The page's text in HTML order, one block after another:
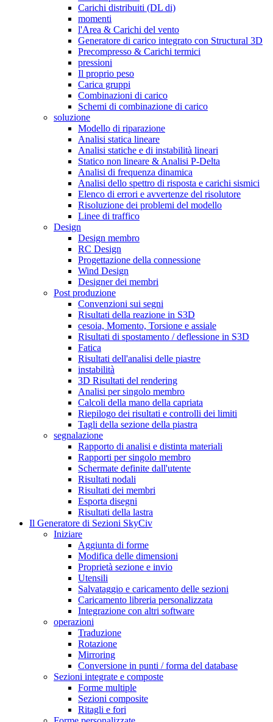
Carichi distribuiti (DL di)
momenti
l'Area & Carichi del vento
Generatore di carico integrato con Structural 3D
Precompresso & Carichi termici
pressioni
Il proprio peso
Carica gruppi
Combinazioni di carico
Schemi di combinazione di carico
soluzione
Modello di riparazione
Analisi statica lineare
Analisi statiche e di instabilità lineari
Statico non lineare & Analisi P-Delta
Analisi di frequenza dinamica
Analisi dello spettro di risposta e carichi sismici
Elenco di errori e avvertenze del risolutore
Risoluzione dei problemi del modello
Linee di traffico
Design
Design membro
RC Design
Progettazione della connessione
Wind Design
Designer dei membri
Post produzione
Convenzioni sui segni
Risultati della reazione in S3D
cesoia, Momento, Torsione e assiale
Risultati di spostamento / deflessione in S3D
Fatica
Risultati dell'analisi delle piastre
instabilità
3D Risultati del rendering
Analisi per singolo membro
Calcoli della mano della capriata
Riepilogo dei risultati e controlli dei limiti
Tagli della sezione della piastra
segnalazione
Rapporto di analisi e distinta materiali
Rapporti per singolo membro
Schermate definite dall'utente
Risultati nodali
Risultati dei membri
Esporta disegni
Risultati della lastra
Il Generatore di Sezioni SkyCiv
Iniziare
Aggiunta di forme
Modifica delle dimensioni
Proprietà sezione e invio
Utensili
Salvataggio e caricamento delle sezioni
Caricamento libreria personalizzata
Integrazione con altri software
operazioni
Traduzione
Rotazione
Mirroring
Conversione in punti / forma del database
Sezioni integrate e composte
Forme multiple
Sezioni composite
Ritagli e fori